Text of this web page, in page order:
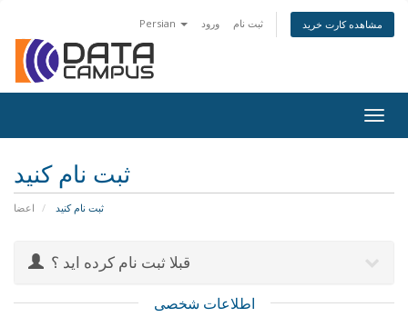
Persian ورود ثبت نام مشاهده کارت خرید
ثبت نام کنید
اعضا ثبت نام کنید
قبلا ثبت نام کرده اید ؟
اطلاعات شخصی